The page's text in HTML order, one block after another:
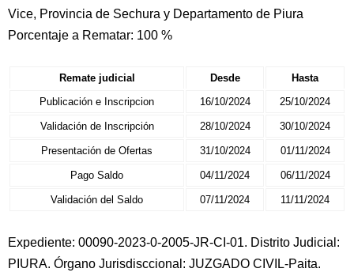
Vice, Provincia de Sechura y Departamento de Piura
Porcentaje a Rematar: 100 %
Remate judicial Desde
Hasta
Publicación e Inscripcion
16/10/2024 25/10/2024
Validación de Inscripción 28/10/2024 30/10/2024
Presentación de Ofertas 31/10/2024 01/11/2024
Pago Saldo 04/11/2024 06/11/2024
Validación del Saldo 07/11/2024 11/11/2024
Expediente: 00090-2023-0-2005-JR-CI-01. Distrito Judicial:
PIURA. Órgano Jurisdisccional: JUZGADO CIVIL-Paita.